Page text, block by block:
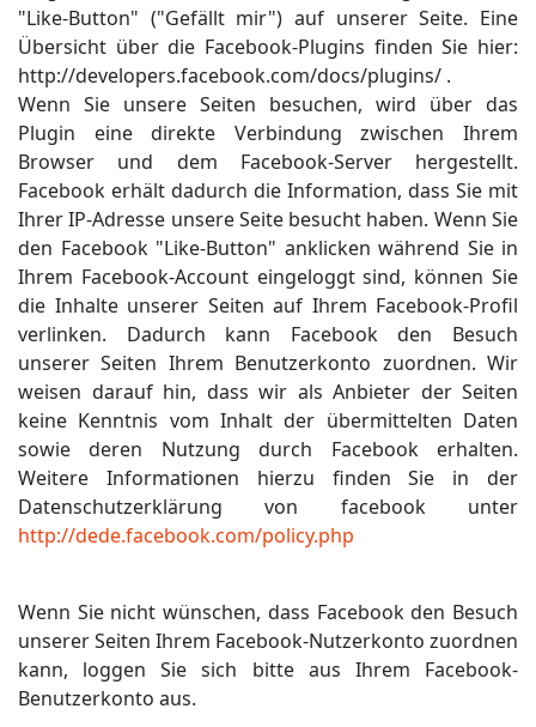
"Like-Button" ("Gefällt mir") auf unserer Seite. Eine
Übersicht über die Facebook-Plugins finden Sie hier:
http://developers.facebook.com/docs/plugins/ .
Wenn Sie unsere Seiten besuchen, wird über das
Plugin eine direkte Verbindung zwischen Ihrem
Browser und dem Facebook-Server hergestellt.
Facebook erhält dadurch die Information, dass Sie mit
Ihrer IP-Adresse unsere Seite besucht haben. Wenn Sie
den Facebook "Like-Button" anklicken während Sie in
Ihrem Facebook-Account eingeloggt sind, können Sie
die Inhalte unserer Seiten auf Ihrem Facebook-Profil
verlinken. Dadurch kann Facebook den Besuch
unserer Seiten Ihrem Benutzerkonto zuordnen. Wir
weisen darauf hin, dass wir als Anbieter der Seiten
keine Kenntnis vom Inhalt der übermittelten Daten
sowie deren Nutzung durch Facebook erhalten.
Weitere Informationen hierzu finden Sie in der
Datenschutzerklärung von facebook unter
http://dede.facebook.com/policy.php
Wenn Sie nicht wünschen, dass Facebook den Besuch
unserer Seiten Ihrem Facebook-Nutzerkonto zuordnen
kann, loggen Sie sich bitte aus Ihrem Facebook-
Benutzerkonto aus.